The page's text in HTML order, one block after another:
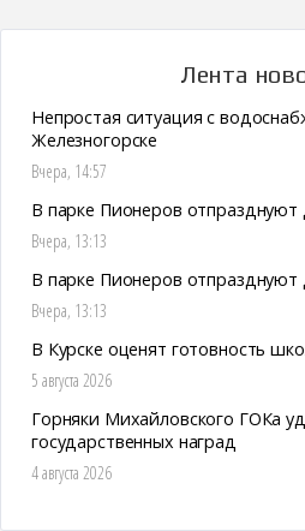
Лента
Непростая ситуация с
Железногорске
Вчера, 14:57
В парке Пионеров отпразднуют
Вчера, 13:13
В парке Пионеров отпразднуют
Вчера, 13:13
В Курске оценят готовность
5 августа 2026
Горняки Михайловского ГОКа
государственных наград
4 августа 2026